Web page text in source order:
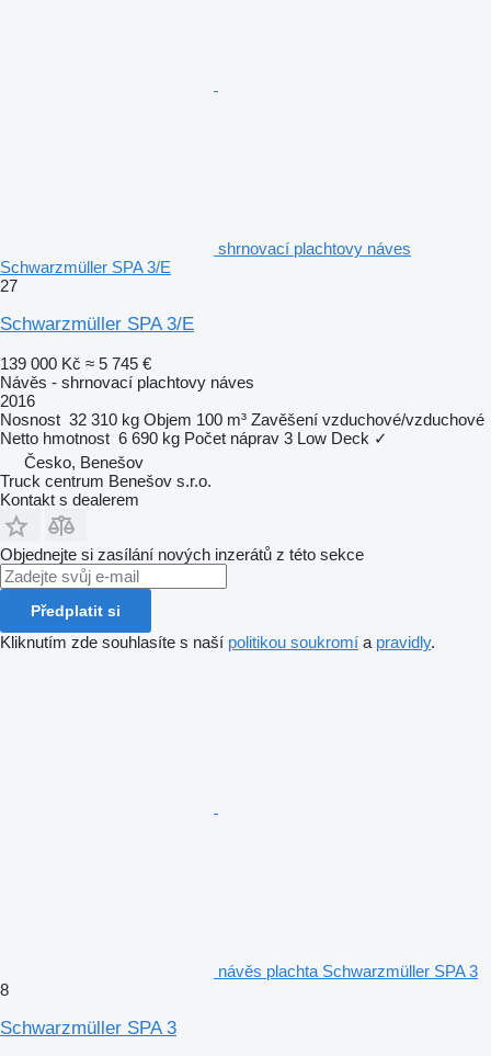
shrnovací plachtovy náves
Schwarzmüller SPA 3/E
27
Schwarzmüller SPA 3/E
139 000 Kč ≈ 5 745 €
Návěs - shrnovací plachtovy náves
2016
Nosnost 32 310 kg Objem 100 m³ Zavěšení vzduchové/vzduchové
Netto hmotnost 6 690 kg Počet náprav 3 Low Deck ✓
Česko, Benešov
Truck centrum Benešov s.r.o.
Kontakt s dealerem
Objednejte si zasílání nových inzerátů z této sekce
Předplatit si
Kliknutím zde souhlasíte s naší politikou soukromí a pravidly.
návěs plachta Schwarzmüller SPA 3
8
Schwarzmüller SPA 3